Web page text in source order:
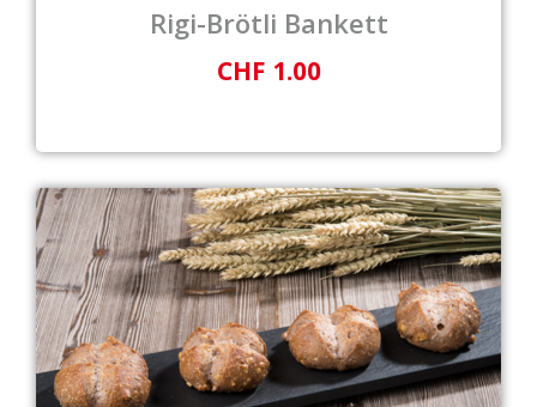
Rigi-Brötli Bankett
CHF 1.00